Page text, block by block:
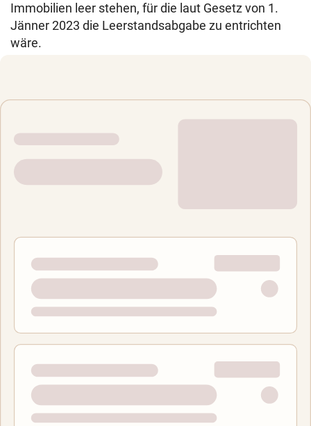
Immobilien leer stehen, für die laut Gesetz von 1.
Jänner 2023 die Leerstandsabgabe zu entrichten
wäre.